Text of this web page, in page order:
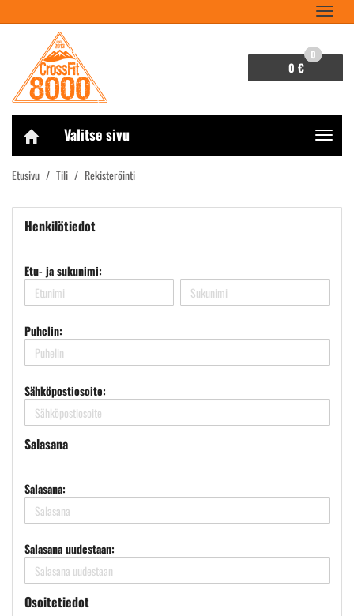
0 €
0
Valitse sivu
Etusivu Tili Rekisteröinti
Henkilötiedot
Etu- ja sukunimi:
Puhelin:
Sähköpostiosoite:
Salasana
Salasana:
Salasana uudestaan:
Osoitetiedot